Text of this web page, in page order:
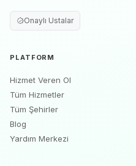
Onaylı Ustalar
PLATFORM
Hizmet Veren Ol
Tüm Hizmetler
Tüm Şehirler
Blog
Yardım Merkezi